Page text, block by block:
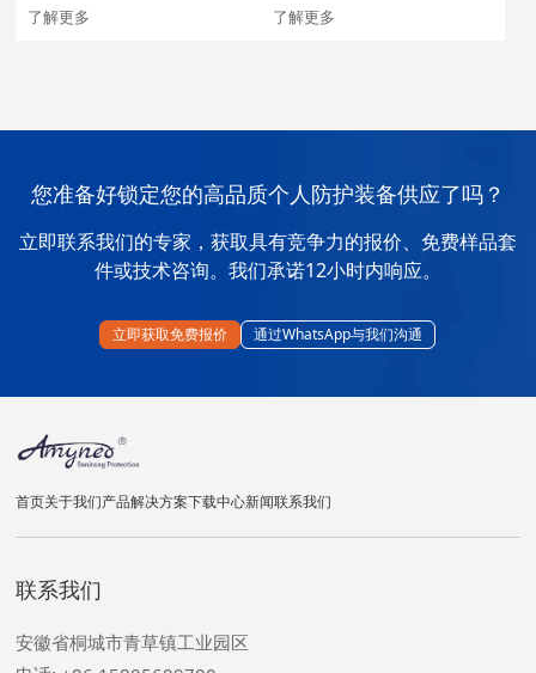
了解更多 了解更多
您准备好锁定您的高品质个人防护装备供应了吗？
立即联系我们的专家，获取具有竞争力的报价、免费样品套
件或技术咨询。我们承诺12小时内响应。
立即获取免费报价 通过WhatsApp与我们沟通
首页关于我们产品解决方案下载中心新闻联系我们
联系我们
安徽省桐城市青草镇工业园区